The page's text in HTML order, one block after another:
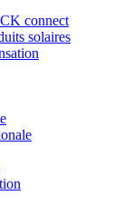
connect
solaires